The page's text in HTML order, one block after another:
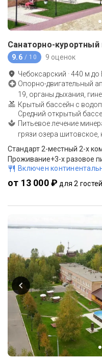
Санаторно-
9.6 / 10 9 оценок
Чебоксарский ·440 м до
Опорно-двигательный
19, органы дыхания,
Крытый бассейн с
Средний открытый
Питьевое лечение
грязи озера шитовское,
Стандарт 2-местный 2-х
Проживание+3-х разовое
Включен
от 13 000 ₽ для 2 гостей